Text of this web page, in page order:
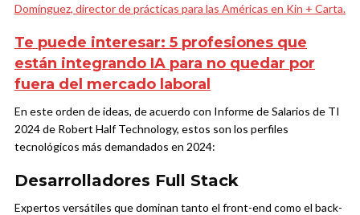
Domínguez, director de prácticas para las Américas en Kin + Carta.
Te puede interesar: 5 profesiones que
están integrando IA para no quedar por
fuera del mercado laboral
En este orden de ideas, de acuerdo con Informe de Salarios de TI
2024 de Robert Half Technology, estos son los perfiles
tecnológicos más demandados en 2024:
Desarrolladores Full Stack
Expertos versátiles que dominan tanto el front-end como el back-